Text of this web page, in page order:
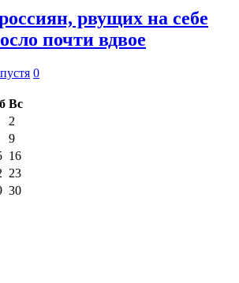
рвущих на себе
почти вдвое
0
Вс
2
9
16
23
30